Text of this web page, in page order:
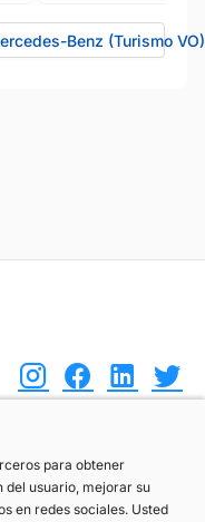
Benz (Turismo VO)
para obtener
del usuario, mejorar su
en redes sociales. Usted
para obtener
del usuario, mejorar su
en redes sociales. Usted
(+34) 744 408 070
info@motoreto.com